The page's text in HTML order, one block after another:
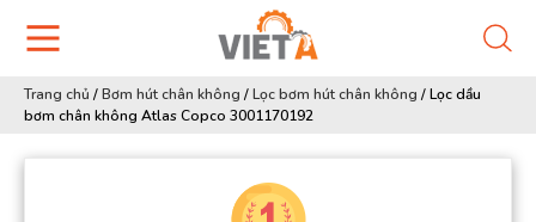
Trang chủ /Bơm hút chân không /Lọc bơm hút chân không /Lọc dầu
bơm chân không Atlas Copco 3001170192